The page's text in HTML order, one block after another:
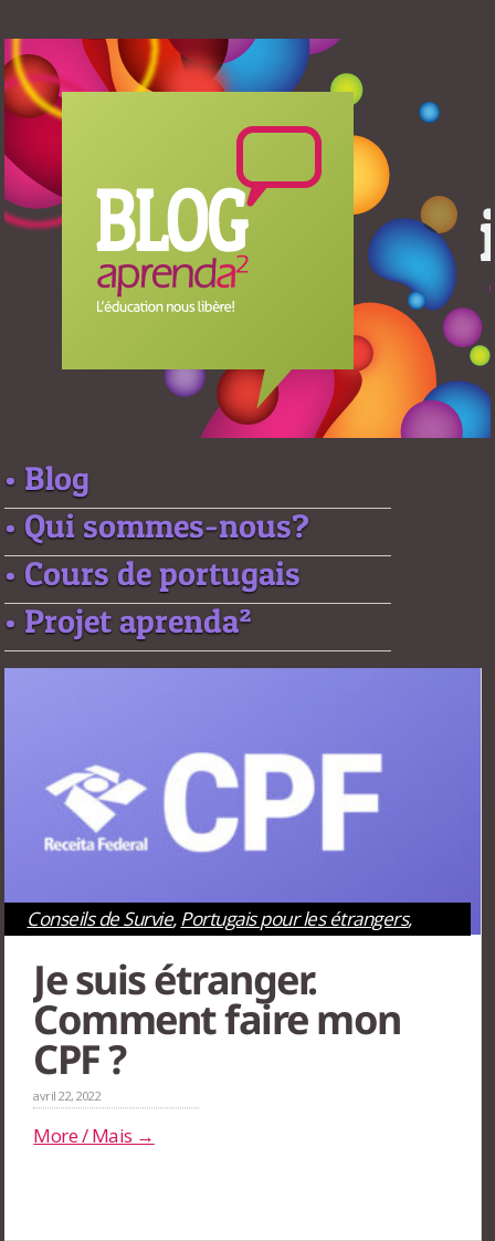
• Blog
• Qui sommes-nous?
• Cours de portugais
• Projet aprenda²
Conseils de Survie,Portugais pour les étrangers,
Je suis étranger.
Comment faire mon
CPF ?
avril 22, 2022
More / Mais →